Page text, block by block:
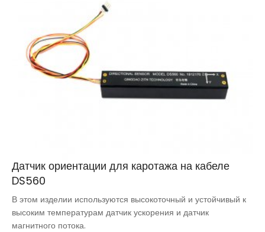
Датчик ориентации для каротажа на кабеле
DS560
В этом изделии используются высокоточный и устойчивый к
высоким температурам датчик ускорения и датчик
магнитного потока.